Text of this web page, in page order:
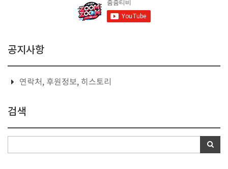
공지사항
연락처, 후원정보, 히스토리
검색